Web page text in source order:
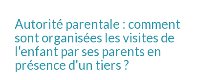
Autorité parentale : comment
sont organisées les visites de
l'enfant par ses parents en
présence d'un tiers ?